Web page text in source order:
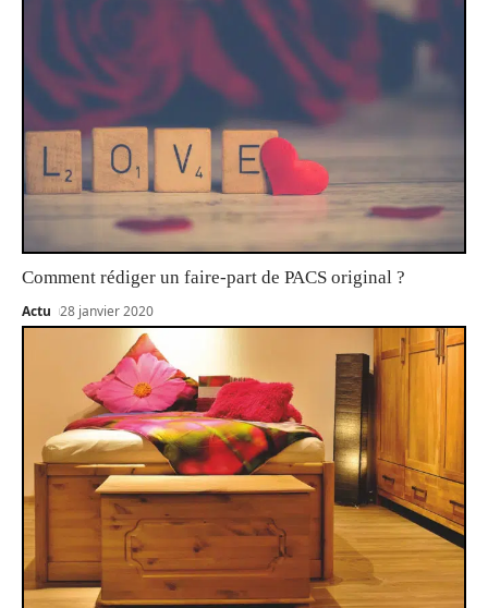
Comment rédiger un faire-part de PACS original ?
Actu 28 janvier 2020